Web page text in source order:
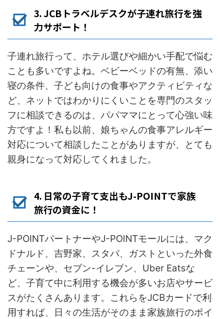
3. JCBトラベルデスクが子連れ旅行を強
力サポート！
子連れ旅行って、ホテル選びや細かい手配で悩む
ことも多いですよね。ベビーベッドの有無、添い
寝の条件、子ども向けの食事やアクティビティな
ど、ネットではわかりにくいことを専門のスタッ
フに相談できるのは、パパママにとって心強い味
方ですよ！私も以前、娘ちゃんの食事アレルギー
対応について相談したことがありますが、とても
親身になって対応してくれました。
4. 日常の子育て支出もJ-POINTで家族
旅行の資金に！
J-POINTパートナーやJ-POINTモールには、マク
ドナルド、吉野家、スタバ、ガストといった外食
チェーンや、セブン-イレブン、Uber Eatsな
ど、子育て中に利用する機会が多いお店やサービ
スがたくさんあります。これらをJCBカードで利
用すれば、日々の生活がそのまま家族旅行のポイ